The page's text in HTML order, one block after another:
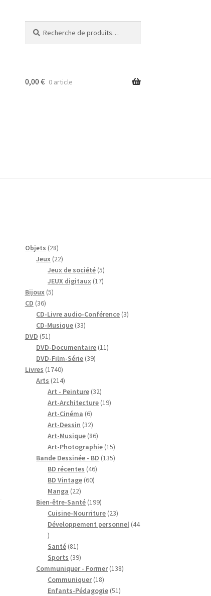
pour :
0,00 € 0 article
Objets 2828
produits
Jeux 2222
produits
Jeux de société 55
produits
JEUX digitaux 1717
Bijoux 55
CD 3636
produits
CD-Livre audio-Conférence 33
CD-Musique 3333
DVD 5151
produits
DVD-Documentaire 1111
DVD-Film-Série 3939
Livres 17401740
produits
Arts 214214
produits
Art - Peinture 3232
produits
Art-Architecture 1919
Art-Cinéma 66
produits
Art-Dessin 3232
produits
Art-Musique 8686
produits
Art-Photographie 1515
produits
Bande Dessinée - BD 135135
BD récentes 4646
BD Vintage 6060
Manga 2222
produits
Bien-être-Santé 199199
produits
Cuisine-Nourriture 2323
produits
Développement personnel 44
44
produits
Santé 8181
produits
Sports 3939
produits
Communiquer - Former 138138
Communiquer 1818
produits
Enfants-Pédagogie 5151